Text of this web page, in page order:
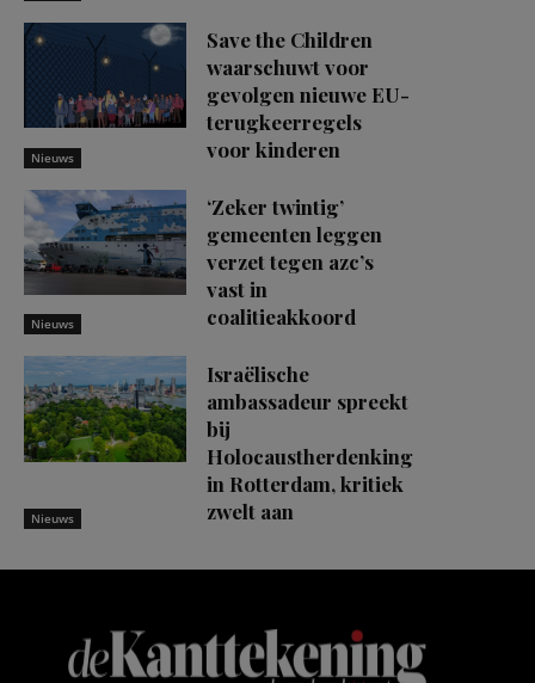
Nieuws
Save the Children
waarschuwt voor
gevolgen nieuwe EU-
terugkeerregels
voor kinderen
Nieuws
‘Zeker twintig’
gemeenten leggen
verzet tegen azc’s
vast in
coalitieakkoord
Nieuws
Israëlische
ambassadeur spreekt
bij
Holocaustherdenking
in Rotterdam, kritiek
zwelt aan